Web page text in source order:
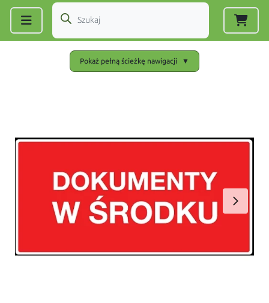
Pokaż pełną ścieżkę nawigacji ▼